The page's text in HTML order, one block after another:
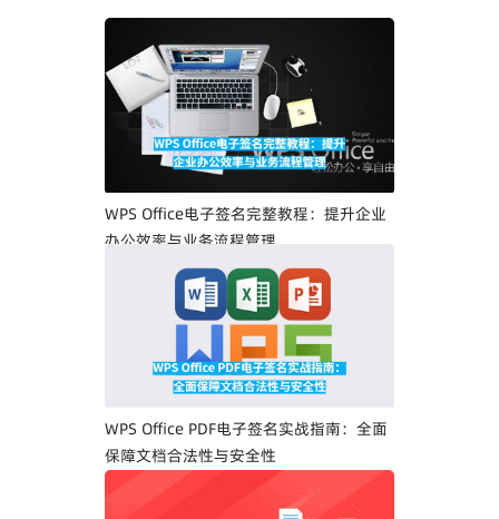
WPS Office电子签名完整教程：提升企业
办公效率与业务流程管理
WPS Office PDF电子签名实战指南：全面
保障文档合法性与安全性